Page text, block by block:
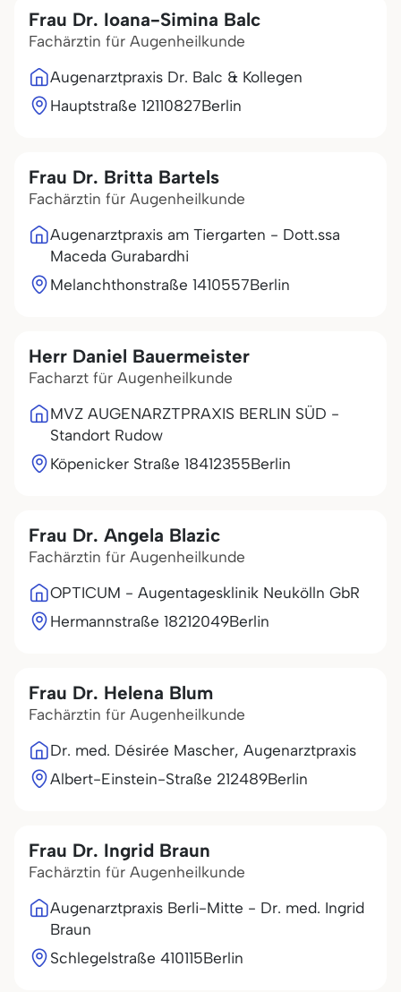
Frau Dr. Ioana-Simina Balc
Fachärztin für Augenheilkunde
Augenarztpraxis Dr. Balc & Kollegen
Hauptstraße 12110827Berlin
Frau Dr. Britta Bartels
Fachärztin für Augenheilkunde
Augenarztpraxis am Tiergarten - Dott.ssa
Maceda Gurabardhi
Melanchthonstraße 1410557Berlin
Herr Daniel Bauermeister
Facharzt für Augenheilkunde
MVZ AUGENARZTPRAXIS BERLIN SÜD -
Standort Rudow
Köpenicker Straße 18412355Berlin
Frau Dr. Angela Blazic
Fachärztin für Augenheilkunde
OPTICUM - Augentagesklinik Neukölln GbR
Hermannstraße 18212049Berlin
Frau Dr. Helena Blum
Fachärztin für Augenheilkunde
Dr. med. Désirée Mascher, Augenarztpraxis
Albert-Einstein-Straße 212489Berlin
Frau Dr. Ingrid Braun
Fachärztin für Augenheilkunde
Augenarztpraxis Berli-Mitte - Dr. med. Ingrid
Braun
Schlegelstraße 410115Berlin